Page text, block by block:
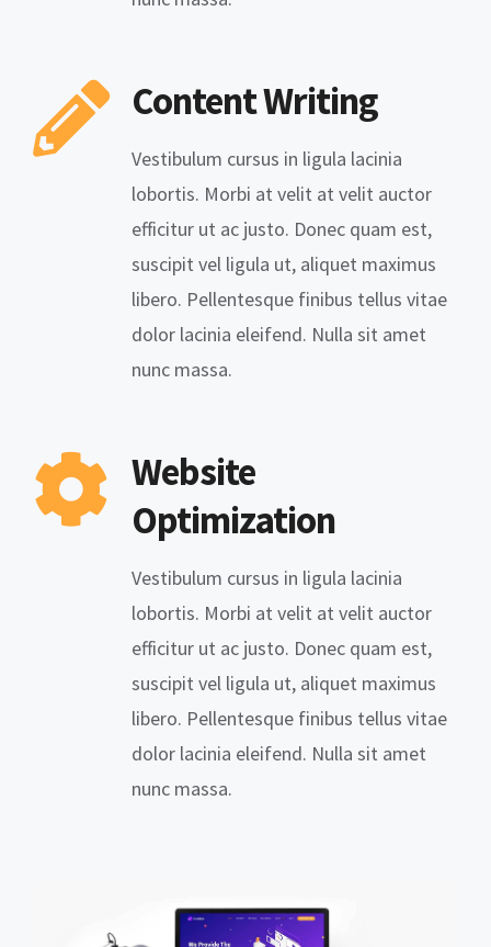
Content Writing
Vestibulum cursus in ligula lacinia
lobortis. Morbi at velit at velit auctor
efficitur ut ac justo. Donec quam est,
suscipit vel ligula ut, aliquet maximus
libero. Pellentesque finibus tellus vitae
dolor lacinia eleifend. Nulla sit amet
nunc massa.
Website
Optimization
Vestibulum cursus in ligula lacinia
lobortis. Morbi at velit at velit auctor
efficitur ut ac justo. Donec quam est,
suscipit vel ligula ut, aliquet maximus
libero. Pellentesque finibus tellus vitae
dolor lacinia eleifend. Nulla sit amet
nunc massa.